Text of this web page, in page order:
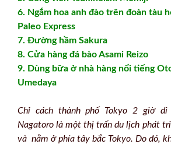
6. Ngắm hoa anh đào trên đoàn tàu
Paleo Express
7. Đường hầm Sakura
8. Cửa hàng đá bào Asami Reizo
9. Dùng bữa ở nhà hàng nổi tiếng
Umedaya
Chỉ cách thành phố Tokyo 2 giờ di
Nagatoro là một thị trấn du lịch phát
và nằm ở phía tây bắc Tokyo. Do đó,